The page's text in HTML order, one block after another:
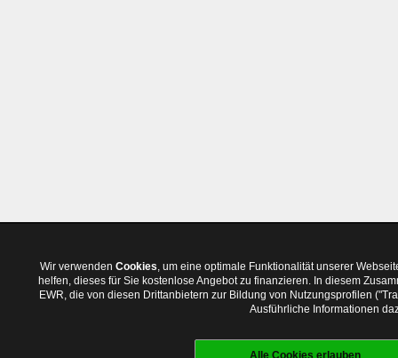
Wir verwenden Cookies, um eine optimale Funktionalität unserer
helfen, dieses für Sie kostenlose Angebot zu finanzieren. In diesem
EWR, die von diesen Drittanbietern zur Bildung von Nutzungsprofilen
Ausführliche Informationen
Alle Cookies erlauben